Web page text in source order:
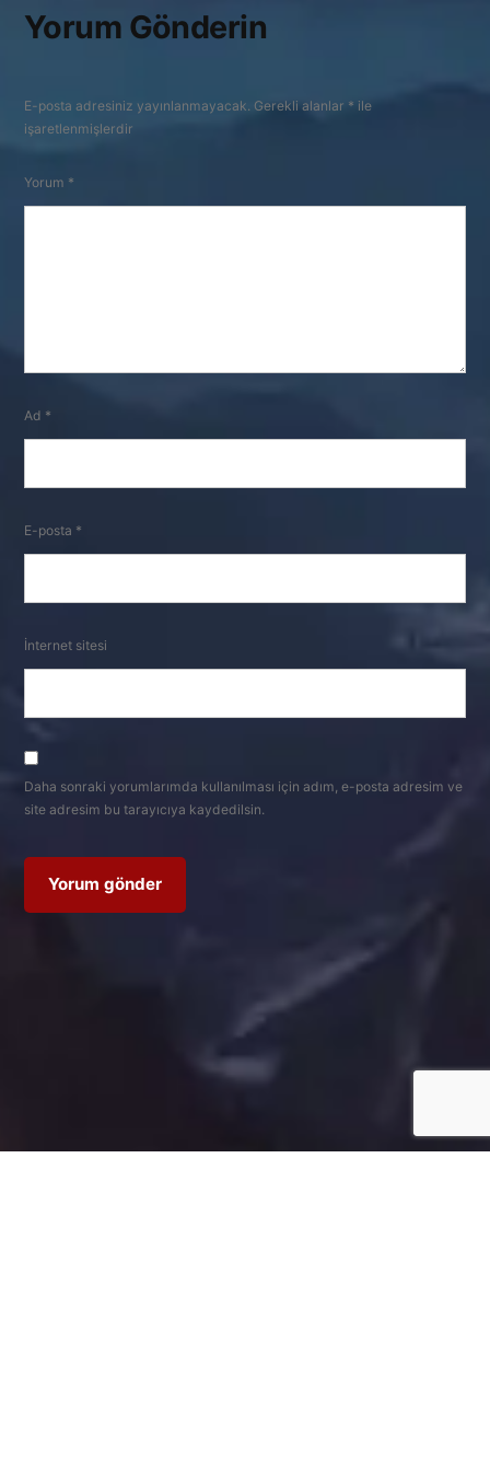
Yorum Gönderin
E-posta adresiniz yayınlanmayacak. Gerekli alanlar * ile
işaretlenmişlerdir
Yorum *
Ad *
E-posta *
İnternet sitesi
Daha sonraki yorumlarımda kullanılması için adım, e-posta adresim ve
site adresim bu tarayıcıya kaydedilsin.